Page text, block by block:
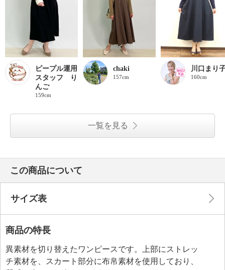
ピープル運用
スタッフ り
んご
159cm
chaki
157cm
川口まり
160cm
一覧を見る
この商品について
サイズ表
商品の特長
異素材を切り替えたワンピースです。上部にストレッ
チ素材を、スカート部分に布帛素材を使用しており、